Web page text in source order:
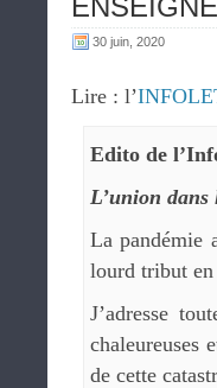
30 juin, 2020
Lire : l’
Edito de
L’union dans
La pandémie
lourd tribut en
J’adresse
chaleureuses
de cette